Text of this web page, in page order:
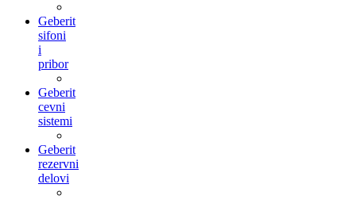
Geberit
sifoni
i
pribor
Geberit
cevni
sistemi
Geberit
rezervni
delovi